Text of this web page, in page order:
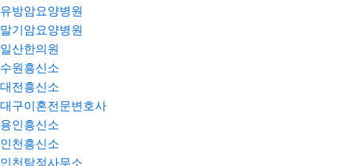
유방암요양병원
말기암요양병원
일산한의원
수원흥신소
대전흥신소
대구이혼전문변호사
용인흥신소
인천흥신소
인천탐정사무소